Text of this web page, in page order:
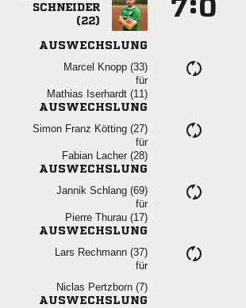


:
AUSWECHSLUNG
  
für
  
AUSWECHSLUNG
   
für
  
AUSWECHSLUNG
  
für
  
AUSWECHSLUNG
  
für
  
AUSWECHSLUNG